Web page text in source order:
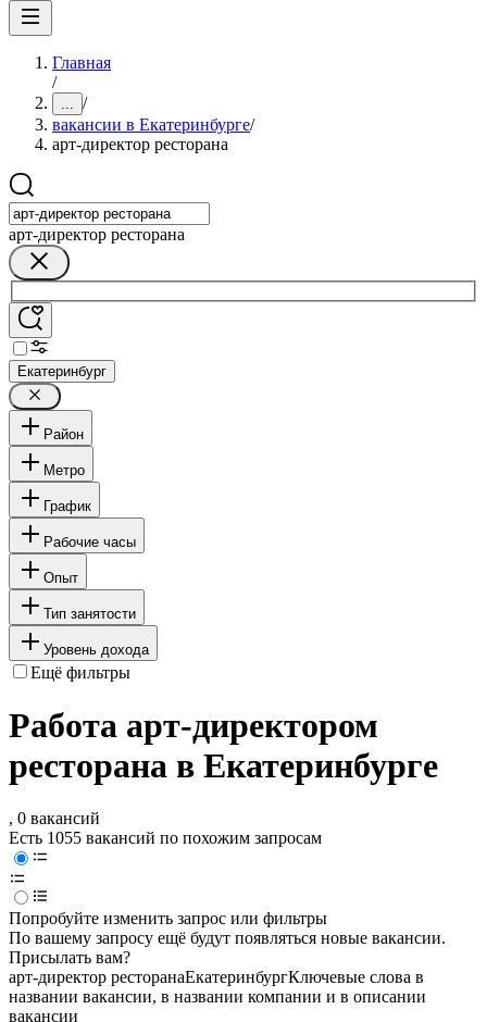
Главная
/
... /
вакансии в Екатеринбурге/
арт-директор ресторана
арт-директор ресторана
Екатеринбург
Район
Метро
График
Рабочие часы
Опыт
Тип занятости
Уровень дохода
Ещё фильтры
Работа арт-директором
ресторана в Екатеринбурге
, 0 вакансий
Есть 1055 вакансий по похожим запросам
Попробуйте изменить запрос или фильтры
По вашему запросу ещё будут появляться новые вакансии.
Присылать вам?
арт-директор ресторанаЕкатеринбургКлючевые слова в
названии вакансии, в названии компании и в описании
вакансии